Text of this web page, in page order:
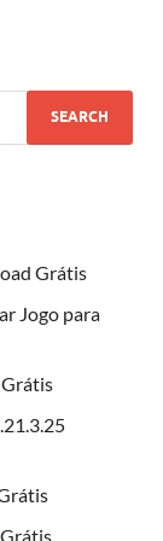
Grátis
Jogo para